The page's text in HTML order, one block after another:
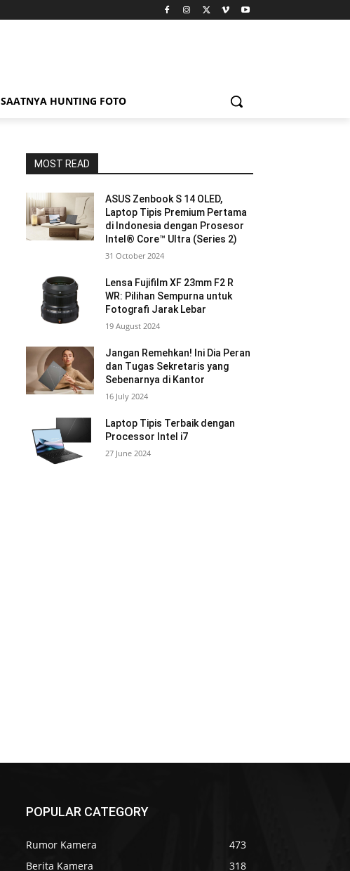
SAATNYA HUNTING FOTO
MOST READ
ASUS Zenbook S 14 OLED,
Laptop Tipis Premium Pertama
di Indonesia dengan Prosesor
Intel® Core™ Ultra (Series 2)
31 October 2024
Lensa Fujifilm XF 23mm F2 R
WR: Pilihan Sempurna untuk
Fotografi Jarak Lebar
19 August 2024
Jangan Remehkan! Ini Dia Peran
dan Tugas Sekretaris yang
Sebenarnya di Kantor
16 July 2024
Laptop Tipis Terbaik dengan
Processor Intel i7
27 June 2024
POPULAR CATEGORY
Rumor Kamera
473
Berita Kamera
318